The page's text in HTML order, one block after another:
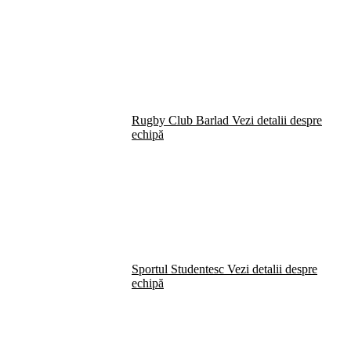
Rugby Club Barlad Vezi detalii despre
echipă
Sportul Studentesc Vezi detalii despre
echipă